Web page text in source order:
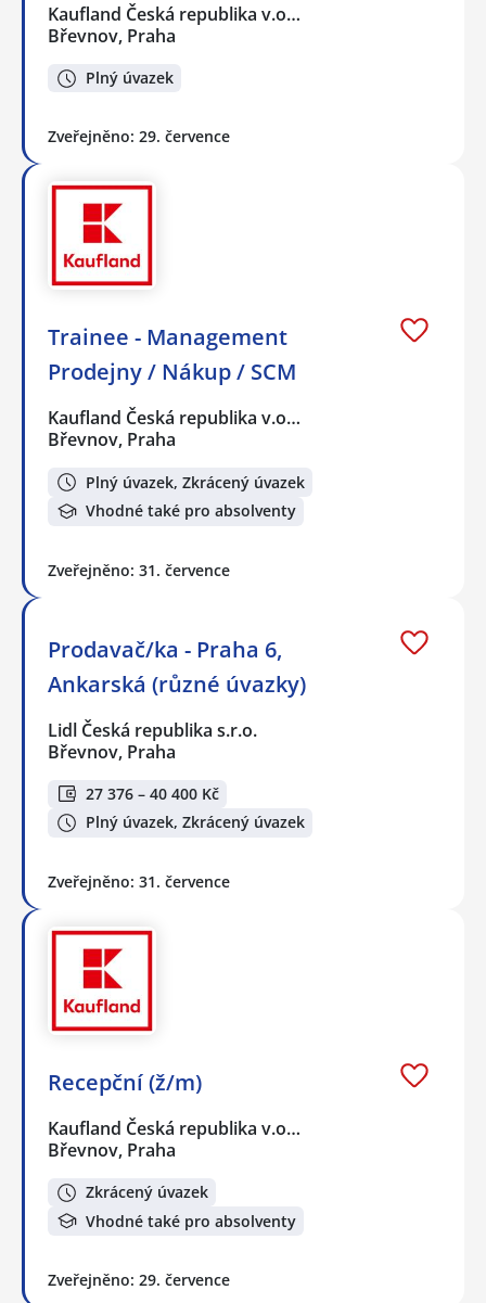
Kaufland Česká republika v.o…
Břevnov, Praha
Plný úvazek
Zveřejněno: 29. července
Trainee - Management
Prodejny / Nákup / SCM
Kaufland Česká republika v.o…
Břevnov, Praha
Plný úvazek, Zkrácený úvazek
Vhodné také pro absolventy
Zveřejněno: 31. července
Prodavač/ka - Praha 6,
Ankarská (různé úvazky)
Lidl Česká republika s.r.o.
Břevnov, Praha
27 376 – 40 400 Kč
Plný úvazek, Zkrácený úvazek
Zveřejněno: 31. července
Recepční (ž/m)
Kaufland Česká republika v.o…
Břevnov, Praha
Zkrácený úvazek
Vhodné také pro absolventy
Zveřejněno: 29. července